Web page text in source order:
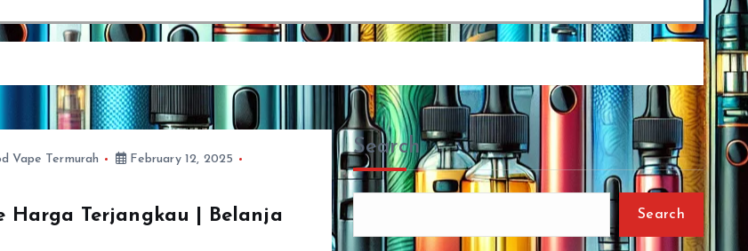
Vape Termurah
February 12, 2025
Harga Terjangkau | Belanja
Search
Search